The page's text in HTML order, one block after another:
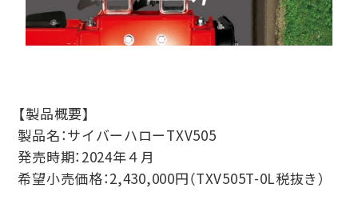
【製品概要】
製品名：サイバーハローTXV505
発売時期：2024年４月
希望小売価格：2,430,000円（TXV505T-0L税抜き）